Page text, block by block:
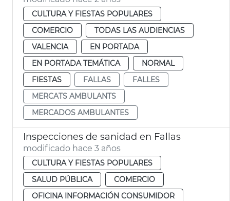
CULTURA Y FIESTAS POPULARES
COMERCIO
TODAS LAS AUDIENCIAS
VALENCIA
EN PORTADA
EN PORTADA TEMÁTICA
NORMAL
FIESTAS
FALLAS
FALLES
MERCATS AMBULANTS
MERCADOS AMBULANTES
Inspecciones de sanidad en Fallas
modificado hace 3 años
CULTURA Y FIESTAS POPULARES
SALUD PÚBLICA
COMERCIO
OFICINA INFORMACIÓN CONSUMIDOR